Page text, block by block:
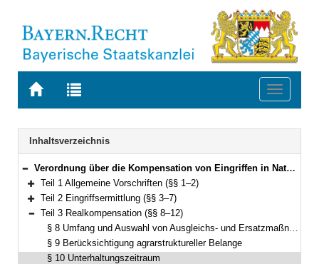
Zur
BAYERN.RECHT
Zur
letzten
Suche
Toggle
Navigation
Inhaltsverzeichnis
Bereich reduzieren
Verordnung über die Kompensation von Eingriffen in Natur und Landschaft (Bayerische Kompensationsverordnung – BayKompV) Vom 7. August 2013 (GVBl. S. 517) BayRS 791-1-4-U (§§ 1–24)
Bereich erweitern
Teil 1 Allgemeine Vorschriften (§§ 1–2)
Bereich erweitern
Teil 2 Eingriffsermittlung (§§ 3–7)
Bereich reduzieren
Teil 3 Realkompensation (§§ 8–12)
§ 8 Umfang und Auswahl von Ausgleichs- und Ersatzmaßnahmen
§ 9 Berücksichtigung agrarstruktureller Belange
§ 10 Unterhaltungszeitraum